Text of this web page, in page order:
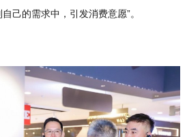
己的需求中，引发消费意愿”。